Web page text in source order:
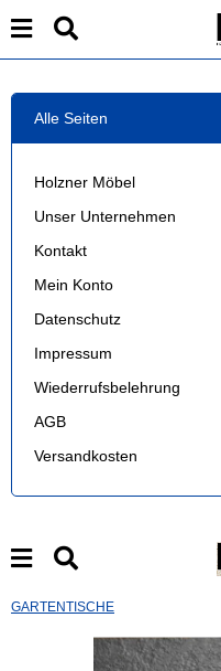
Alle Seiten
Holzner Möbel
Unser Unternehmen
Kontakt
Mein Konto
Datenschutz
Impressum
Wiederrufsbelehrung
AGB
Versandkosten
GARTENTISCHE